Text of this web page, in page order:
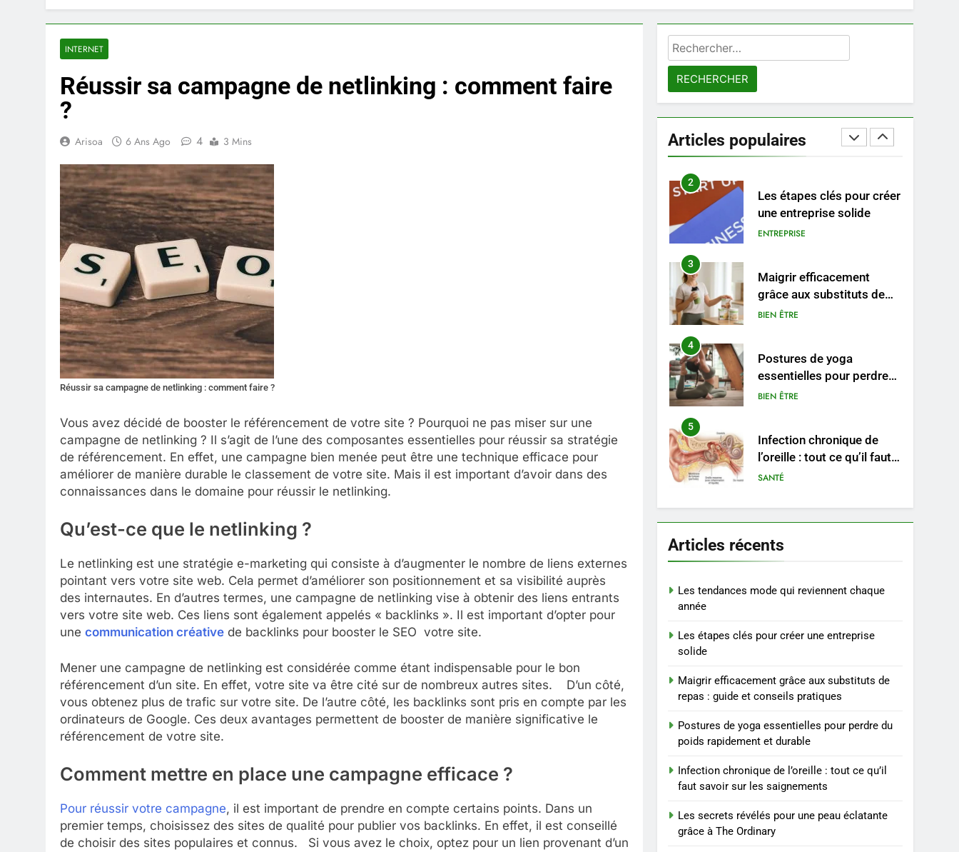
INTERNET
Réussir sa campagne de netlinking : comment faire
?
Arisoa 6 Ans Ago 4 3 Mins
Réussir sa campagne de netlinking : comment faire ?
Vous avez décidé de booster le référencement de votre site ? Pourquoi ne pas miser sur une
campagne de netlinking ? Il s’agit de l’une des composantes essentielles pour réussir sa stratégie
de référencement. En effet, une campagne bien menée peut être une technique efficace pour
améliorer de manière durable le classement de votre site. Mais il est important d’avoir dans des
connaissances dans le domaine pour réussir le netlinking.
Qu’est-ce que le netlinking ?
Le netlinking est une stratégie e-marketing qui consiste à d’augmenter le nombre de liens externes
pointant vers votre site web. Cela permet d’améliorer son positionnement et sa visibilité auprès
des internautes. En d’autres termes, une campagne de netlinking vise à obtenir des liens entrants
vers votre site web. Ces liens sont également appelés « backlinks ». Il est important d’opter pour
une communication créative de backlinks pour booster le SEO votre site.
Mener une campagne de netlinking est considérée comme étant indispensable pour le bon
référencement d’un site. En effet, votre site va être cité sur de nombreux autres sites. D’un côté,
vous obtenez plus de trafic sur votre site. De l’autre côté, les backlinks sont pris en compte par les
ordinateurs de Google. Ces deux avantages permettent de booster de manière significative le
référencement de votre site.
Comment mettre en place une campagne efficace ?
Pour réussir votre campagne, il est important de prendre en compte certains points. Dans un
premier temps, choisissez des sites de qualité pour publier vos backlinks. En effet, il est conseillé
de choisir des sites populaires et connus. Si vous avez le choix, optez pour un lien provenant d’un
Rechercher :
Articles populaires
Voyance à La Rochelle : où
1
Les tendances mode qui
reviennent chaque année
2
Les étapes clés pour créer
une entreprise solide
ENTREPRISE
3
Maigrir efficacement
grâce aux substituts de
repas : guide et conseils
BIEN ÊTRE
4
Postures de yoga
essentielles pour perdre
du poids rapidement et
BIEN ÊTRE
5
Infection chronique de
l’oreille : tout ce qu’il faut
savoir sur les
SANTÉ
6
Les secrets révélés pour
une peau éclatante grâce
SANTÉ
7
et exercices
BIEN ÊTRE
Voyance à La Rochelle : où
trouver un
accompagnement sérieux
à un tarif juste ?
BIEN ÊTRE
Les tendances mode qui
reviennent chaque année
2
Articles récents
Les tendances mode qui reviennent chaque
année
Les étapes clés pour créer une entreprise
solide
Maigrir efficacement grâce aux substituts de
repas : guide et conseils pratiques
Postures de yoga essentielles pour perdre du
poids rapidement et durable
Infection chronique de l’oreille : tout ce qu’il
faut savoir sur les saignements
Les secrets révélés pour une peau éclatante
grâce à The Ordinary